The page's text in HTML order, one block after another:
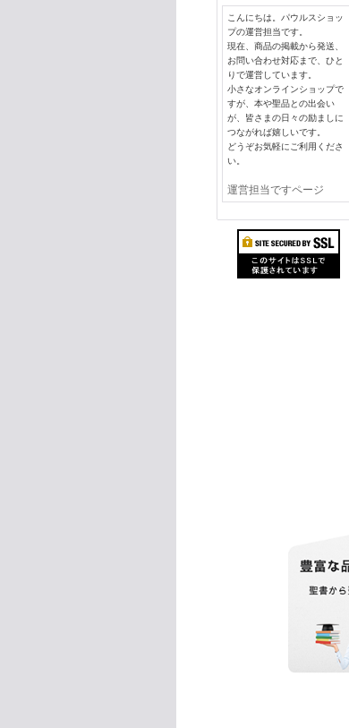
こんにちは。パウルスショッ
プの運営担当です。
現在、商品の掲載から発送、
お問い合わせ対応まで、ひと
りで運営しています。
小さなオンラインショップで
すが、本や聖品との出会い
が、皆さまの日々の励ましに
つながれば嬉しいです。
どうぞお気軽にご利用くださ
い。
運営担当ですページ